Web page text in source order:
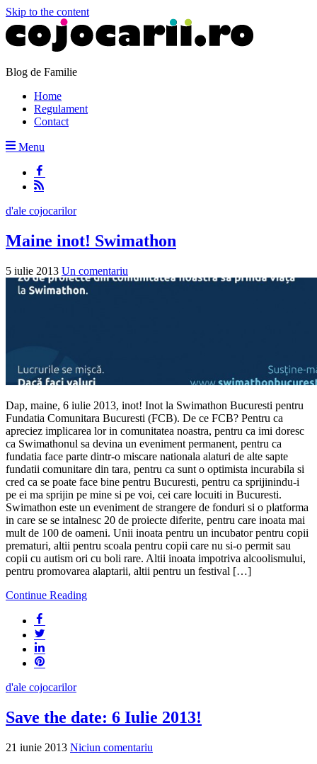
Skip to the content
Blog de Familie
Home
Regulament
Contact
Menu
d'ale cojocarilor
Maine inot! Swimathon
5 iulie 2013 Un comentariu
Dap, maine, 6 iulie 2013, inot! Inot la Swimathon Bucuresti pentru
Fundatia Comunitara Bucuresti (FCB). De ce FCB? Pentru ca
apreciez implicarea lor in comunitatea noastra, pentru ca imi doresc
ca Swimathonul sa devina un eveniment permanent, pentru ca
fundatia face parte dintr-o miscare nationala alaturi de alte sapte
fundatii comunitare din tara, pentru ca sunt o optimista incurabila si
cred ca se poate face bine pentru Bucuresti, pentru ca sprijinindu-i
pe ei ma sprijin pe mine si pe voi, cei care locuiti in Bucuresti.
Swimathon este un eveniment de strangere de fonduri si o platforma
in care se se intalnesc 20 de proiecte diferite, pentru care inoata mai
mult de 100 de oameni. Unii inoata pentru un incubator pentru copii
prematuri, altii pentru scoala pentru copii care nu si-o permit sau
copii cu autism ori cu boli rare. Altii inoata impotriva alcoolismului,
pentru promovarea alaptarii, altii pentru un festival […]
Continue Reading
d'ale cojocarilor
Save the date: 6 Iulie 2013!
21 iunie 2013 Niciun comentariu